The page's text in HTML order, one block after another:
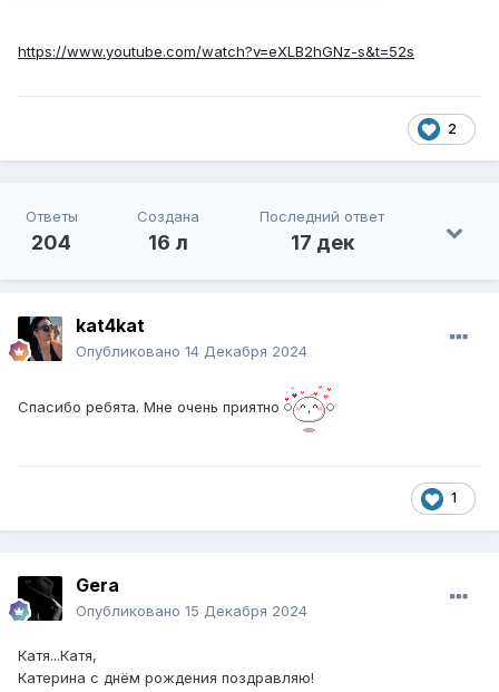
https://www.youtube.com/watch?v=eXLB2hGNz-s&t=52s
2
Ответы
204
Создана
16 л
Последний ответ
17 дек
kat4kat
Опубликовано 14 Декабря 2024
Спасибо ребята. Мне очень приятно
1
Gera
Опубликовано 15 Декабря 2024
Катя...Катя,
Катерина с днём рождения поздравляю!